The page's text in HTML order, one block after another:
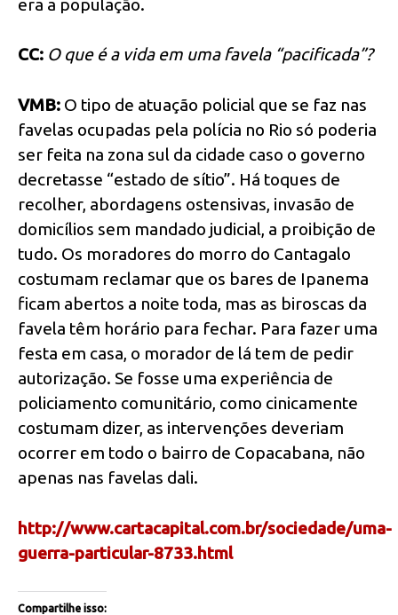
era a população.
CC: O que é a vida em uma favela “pacificada”?
VMB: O tipo de atuação policial que se faz nas
favelas ocupadas pela polícia no Rio só poderia
ser feita na zona sul da cidade caso o governo
decretasse “estado de sítio”. Há toques de
recolher, abordagens ostensivas, invasão de
domicílios sem mandado judicial, a proibição de
tudo. Os moradores do morro do Cantagalo
costumam reclamar que os bares de Ipanema
ficam abertos a noite toda, mas as biroscas da
favela têm horário para fechar. Para fazer uma
festa em casa, o morador de lá tem de pedir
autorização. Se fosse uma experiência de
policiamento comunitário, como cinicamente
costumam dizer, as intervenções deveriam
ocorrer em todo o bairro de Copacabana, não
apenas nas favelas dali.
http://www.cartacapital.com.br/sociedade/uma-
guerra-particular-8733.html
Compartilhe isso: